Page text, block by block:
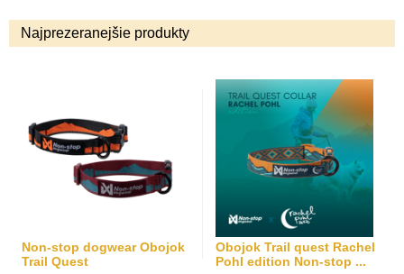
Najprezeranejšie produkty
Non-stop dogwear Obojok
Trail Quest
Obojok Trail quest Rachel
Pohl edition Non-stop ...